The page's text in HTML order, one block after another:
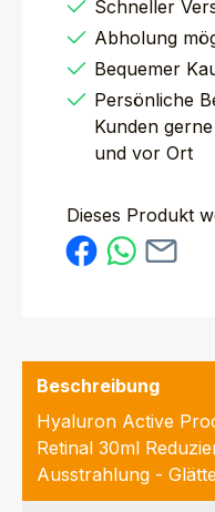
Schneller
Abholung
Bequemer
Persönliche
Kunden
und vor Ort
Dieses Produkt
Beschreibung
Hyaluron Active
Retinal 30ml
Ausstrahlung -